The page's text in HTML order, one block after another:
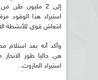
إلى 2 مليون طن
استيراد هذا الوقود
انتعاش قوي للأنشطة
وأكد أنه بعد استلام
هي حاليا طور
استيراد المازوت.